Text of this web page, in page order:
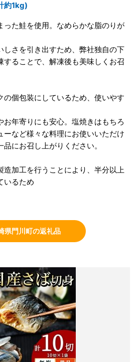
約1kg)
った鮭を使用。なめらかな脂のりが
しさを引き出すため、弊社独自の下
することで、解凍後も美味しくお召
の個包装にしているため、使いやす
お年寄りにも安心。塩焼きはもちろ
ーなど様々な料理にお使いいただけ
にお召し上がりください。
造加工を行うことにより、半分以上
いるため
県門川町の返礼品